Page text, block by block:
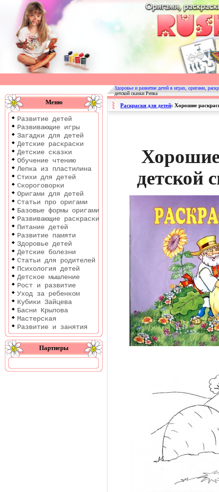
Оригами
|
Раскраски
Развитие
детей
Меню
Развитие детей
Развивающие игры
Загадки для детей
Детские раскраски
Детские сказки
Обучение чтению
Лепка из пластилина
Стихи для детей
Скороговорки
Оригами для детей
Статьи про оригами
Базовые формы оригами
Развивающие раскраски
Питание детей
Развитие памяти
Здоровье детей
Детские болезни
Статьи для родителей
Психология детей
Детское мышление
Рост и развитие
Уход за ребенком
Кубики Зайцева
Басни Крылова
Мастерская
Развитие и занятия
Партнеры
Здоровье и развитие детей в играх, оригами,
детской сказки Репка
Раскраски для детей: Хорошие
детской